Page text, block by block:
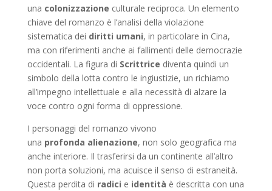
una colonizzazione culturale reciproca. Un elemento
chiave del romanzo è l’analisi della violazione
sistematica dei diritti umani, in particolare in Cina,
ma con riferimenti anche ai fallimenti delle democrazie
occidentali. La figura di Scrittrice diventa quindi un
simbolo della lotta contro le ingiustizie, un richiamo
all’impegno intellettuale e alla necessità di alzare la
voce contro ogni forma di oppressione.
I personaggi del romanzo vivono
una profonda alienazione, non solo geografica ma
anche interiore. Il trasferirsi da un continente all’altro
non porta soluzioni, ma acuisce il senso di estraneità.
Questa perdita di radici e identità è descritta con una